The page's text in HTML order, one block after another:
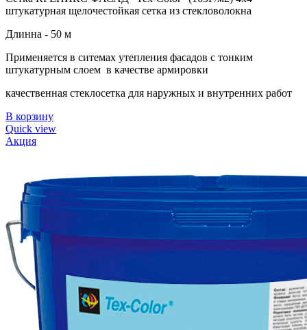
штукатурная щелочестойкая сетка из стекловолокна
Длинна - 50 м
Применяется в ситемах утепления фасадов с тонким
штукатурным слоем в качестве армировки
качественная стеклосетка для наружных и внутренних работ
В корзину
Quick view
Акция